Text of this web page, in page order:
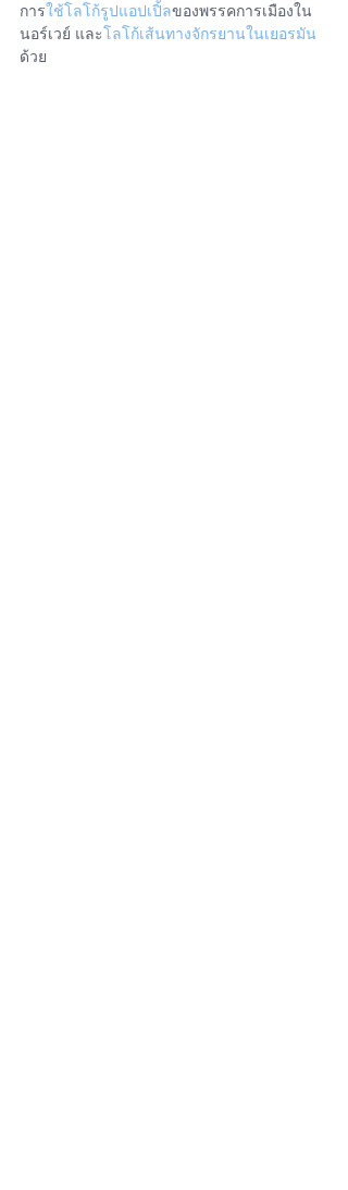
การใช้โลโก้รูปแอปเปิ้ลของพรรคการเมืองใน
นอร์เวย์ และโลโก้เส้นทางจักรยานในเยอรมัน
ด้วย